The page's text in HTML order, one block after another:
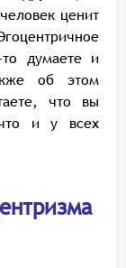
ценит
думаете и
об этом
что вы
и у всех